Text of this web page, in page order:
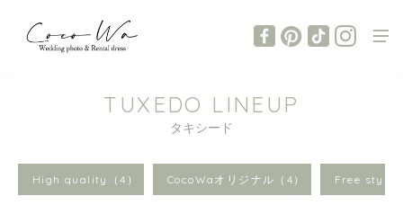
TUXEDO LINEUP
タキシード
High quality（4） CocoWaオリジナル（4） Free style